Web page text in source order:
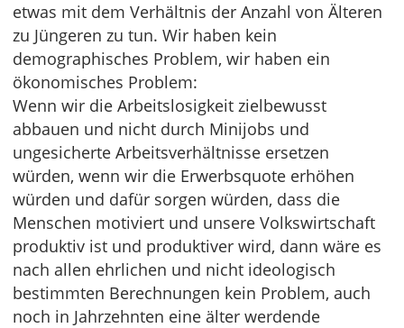
etwas mit dem Verhältnis der Anzahl von Älteren
zu Jüngeren zu tun. Wir haben kein
demographisches Problem, wir haben ein
ökonomisches Problem:
Wenn wir die Arbeitslosigkeit zielbewusst
abbauen und nicht durch Minijobs und
ungesicherte Arbeitsverhältnisse ersetzen
würden, wenn wir die Erwerbsquote erhöhen
würden und dafür sorgen würden, dass die
Menschen motiviert und unsere Volkswirtschaft
produktiv ist und produktiver wird, dann wäre es
nach allen ehrlichen und nicht ideologisch
bestimmten Berechnungen kein Problem, auch
noch in Jahrzehnten eine älter werdende